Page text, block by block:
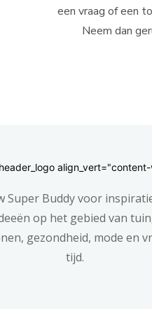
een vraag of een
Neem dan
Super Buddy voor
op het gebied van
gezondheid, mode en
tijd.